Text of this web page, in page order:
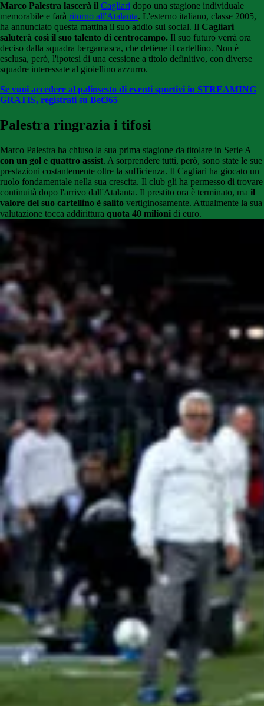
Marco Palestra lascerà il Cagliari dopo una stagione individuale
memorabile e farà ritorno all'Atalanta. L'esterno italiano, classe 2005,
ha annunciato questa mattina il suo addio sui social. Il Cagliari
saluterà così il suo talento di centrocampo. Il suo futuro verrà ora
deciso dalla squadra bergamasca, che detiene il cartellino. Non è
esclusa, però, l'ipotesi di una cessione a titolo definitivo, con diverse
squadre interessate al gioiellino azzurro.
Se vuoi accedere al palinsesto di eventi sportivi in STREAMING
GRATIS, registrati su Bet365
Palestra ringrazia i tifosi
Marco Palestra ha chiuso la sua prima stagione da titolare in Serie A
con un gol e quattro assist. A sorprendere tutti, però, sono state le sue
prestazioni costantemente oltre la sufficienza. Il Cagliari ha giocato un
ruolo fondamentale nella sua crescita. Il club gli ha permesso di trovare
continuità dopo l'arrivo dall'Atalanta. Il prestito ora è terminato, ma il
valore del suo cartellino è salito vertiginosamente. Attualmente la sua
valutazione tocca addirittura quota 40 milioni di euro.